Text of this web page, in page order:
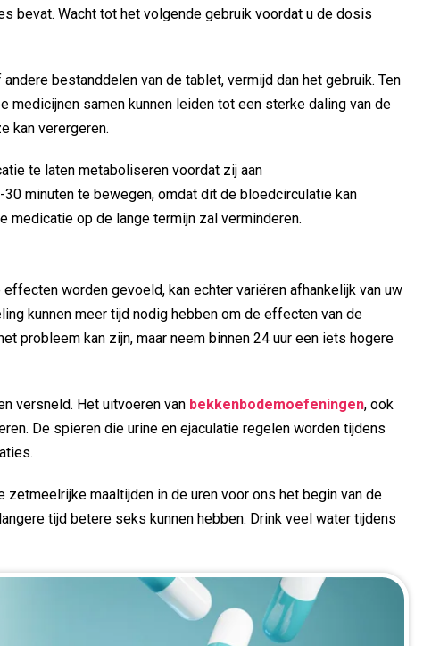
bevat. Wacht tot het volgende gebruik voordat u de dosis
bestanddelen van de tablet, vermijd dan het gebruik. Ten
samen kunnen leiden tot een sterke daling van de
kan verergeren.
te laten metaboliseren voordat zij aan
minuten te bewegen, omdat dit de bloedcirculatie kan
medicatie op de lange termijn zal verminderen.
worden gevoeld, kan echter variëren afhankelijk van uw
kunnen meer tijd nodig hebben om de effecten van de
probleem kan zijn, maar neem binnen 24 uur een iets hogere
versneld. Het uitvoeren van bekkenbodemoefeningen, ook
De spieren die urine en ejaculatie regelen worden tijdens
maaltijden in de uren voor ons het begin van de
tijd betere seks kunnen hebben. Drink veel water tijdens